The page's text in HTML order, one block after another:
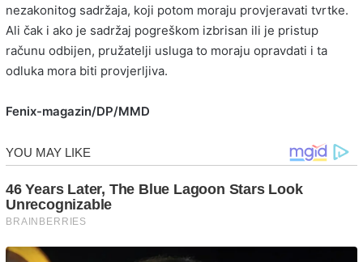
nezakonitog sadržaja, koji potom moraju provjeravati tvrtke.
Ali čak i ako je sadržaj pogreškom izbrisan ili je pristup
računu odbijen, pružatelji usluga to moraju opravdati i ta
odluka mora biti provjerljiva.
Fenix-magazin/DP/MMD